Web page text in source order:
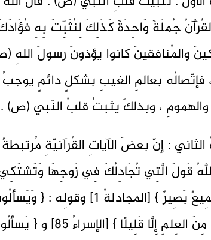
والمُنافقينَ كانوا يؤذونَ رسولَ
فإتّصالُه بعالمِ الغيبِ بشكلٍ دائمٍ يوجبُ
، وبذلكَ يثبتُ قلبُ النّبي (ص) .
: إنّ بعضَ الآياتِ القُرآنيّةِ
قَولَ الَّتِي تُجَادِلُكَ فِي زَوجِهَا وَتَشتَكِي
اللَّهَ سَمِيعٌ بَصِيرٌ }
أُوتِيتُم مِنَ العِلمِ